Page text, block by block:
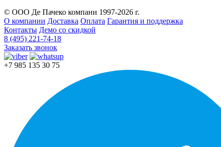
© ООО Де Пачеко компани 1997-2026 г.
О компании Доставка Оплата Гарантия и поддержка
Контакты Демо со скидкой
8 (495) 221-74-18
Заказать звонок
+7 985 135 30 75